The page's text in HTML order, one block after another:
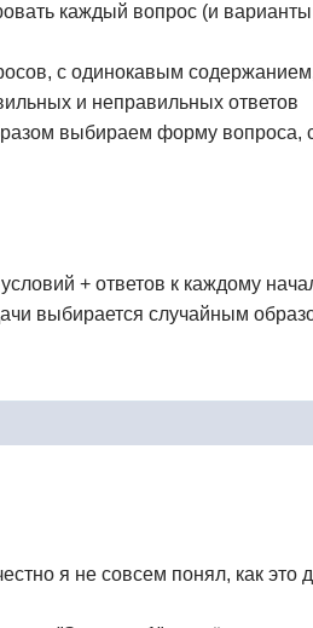
каждый вопрос (и
с одинокавым
и неправильных ответов
выбираем форму
+ ответов к каждому
выбирается случайным
я не совсем понял, как